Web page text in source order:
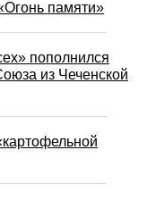
памяти»
пополнился
из Чеченской